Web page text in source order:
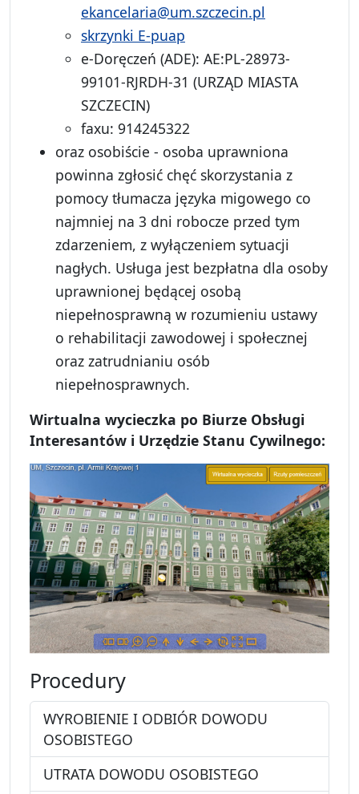
ekancelaria@um.szczecin.pl
skrzynki E-puap
e-Doręczeń (ADE): AE:PL-28973-
99101-RJRDH-31 (URZĄD MIASTA
SZCZECIN)
faxu: 914245322
oraz osobiście - osoba uprawniona
powinna zgłosić chęć skorzystania z
pomocy tłumacza języka migowego co
najmniej na 3 dni robocze przed tym
zdarzeniem, z wyłączeniem sytuacji
nagłych. Usługa jest bezpłatna dla osoby
uprawnionej będącej osobą
niepełnosprawną w rozumieniu ustawy
o rehabilitacji zawodowej i społecznej
oraz zatrudnianiu osób
niepełnosprawnych.
Wirtualna wycieczka po Biurze Obsługi
Interesantów i Urzędzie Stanu Cywilnego:
Procedury
WYROBIENIE I ODBIÓR DOWODU
OSOBISTEGO
UTRATA DOWODU OSOBISTEGO